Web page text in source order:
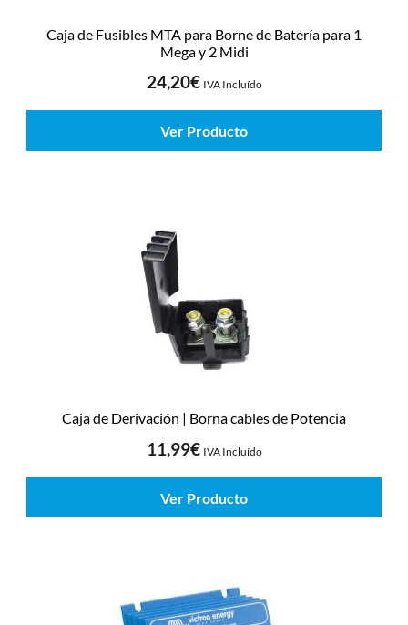
Caja de Fusibles MTA para Borne de Batería para 1
Mega y 2 Midi
24,20€ IVA Incluído
Ver Producto
Caja de Derivación | Borna cables de Potencia
11,99€ IVA Incluído
Ver Producto